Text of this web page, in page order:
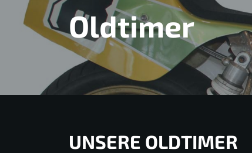
Oldtimer
UNSERE OLDTIMER